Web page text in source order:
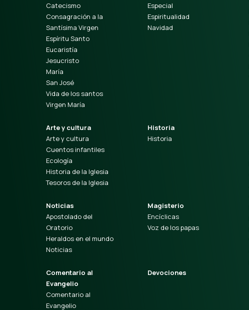
Catecismo
Consagración a la
Santísima Virgen
Espíritu Santo
Eucaristía
Jesucristo
María
San José
Vida de los santos
Virgen María
Especial
Espiritualidad
Navidad
Arte y cultura
Arte y cultura
Cuentos infantiles
Ecología
Historia de la Iglesia
Tesoros de la Iglesia
Historia
Historia
Noticias
Apostolado del
Oratorio
Heraldos en el mundo
Noticias
Magisterio
Encíclicas
Voz de los papas
Comentario al
Evangelio
Comentario al
Evangelio
Devociones